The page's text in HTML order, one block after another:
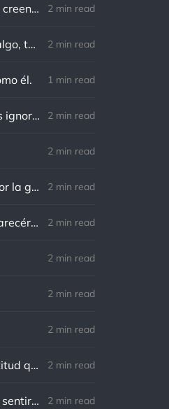
Von Goethe: Nadie está más esclavizado que aquellos que falsamente creen que son libres. 2 min read
Charles F. Kettering: Sigue adelante, y es probable que tropieces con algo, tal vez cuando menos lo esperes. Nunca he escuchado hablar de alguien algu 2 min read
él. 1 min read
Richard Cecil: El primer paso hacia el conocimiento es saber que somos ignorantes. 2 min read
2 min read
Norman Schwarzkopf: Cuanto más sudes por la paz, menos sangras por la guerra. 2 min read
Marco Aurelio: El verdadero modo de vengarse de un enemigo es no parecérsele. 2 min read
2 min read
2 min read
2 min read
Charles R. Swindoll: Lo increíble es que cada día podemos elegir la actitud que adoptaremos. 2 min read
Nietzsche: Todos necesitamos el sentido de culpa, pero nadie necesita sentirse culpable. 2 min read